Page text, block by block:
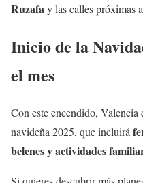
Ruzafay las calles próximas
Inicio de la
el mes
Con este encendido, Valencia
navideña 2025, que incluirá
belenes y actividades